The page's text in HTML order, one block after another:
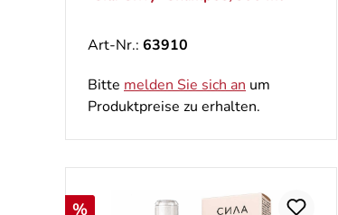
Art-Nr.: 63910
Bitte melden Sie sich an um
Produktpreise zu erhalten.
Rabatt
%